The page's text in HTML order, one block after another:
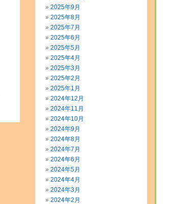
2025年9月
2025年8月
2025年7月
2025年6月
2025年5月
2025年4月
2025年3月
2025年2月
2025年1月
2024年12月
2024年11月
2024年10月
2024年9月
2024年8月
2024年7月
2024年6月
2024年5月
2024年4月
2024年3月
2024年2月